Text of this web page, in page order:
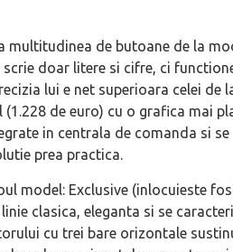
de butoane de la
doar litere si cifre, ci
lui e net superioara celei de
de euro) cu o grafica mai
in centrala de comanda si
prea practica.
model: Exclusive (inlocuieste
clasica, eleganta si se
cu trei bare orizontale